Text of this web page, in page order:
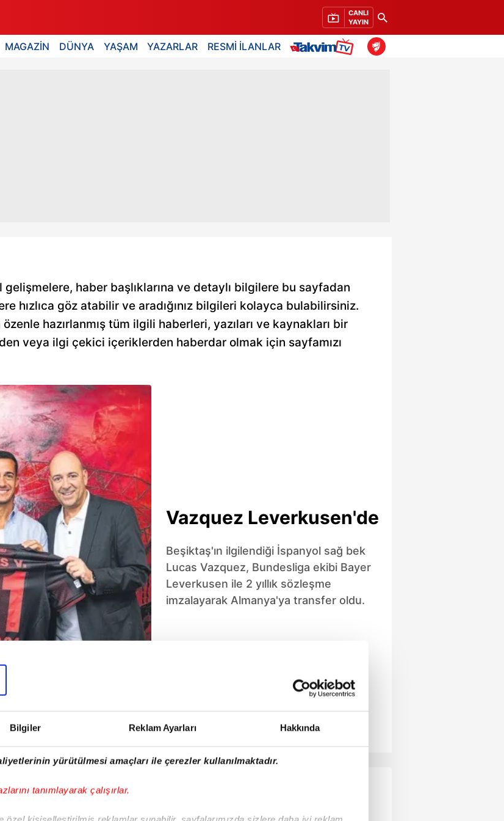
Bilgiler Reklam Ayarları Hakkında
yürütülmesi amaçları ile çerezler kullanılmaktadır.
tanımlayarak çalışırlar.
CANLI
YAYIN
MAGAZİN DÜNYA YAŞAM YAZARLAR RESMİ İLANLAR
haber başlıklarına ve detaylı bilgilere bu sayfadan
hızlıca göz atabilir ve aradığınız bilgileri kolayca bulabilirsiniz.
hazırlanmış tüm ilgili haberleri, yazıları ve kaynakları bir
veya ilgi çekici içeriklerden haberdar olmak için sayfamızı
Vazquez Leverkusen'de
Beşiktaş'ın ilgilendiği İspanyol sağ bek
Lucas Vazquez, Bundesliga ekibi Bayer
Leverkusen ile 2 yıllık sözleşme
imzalayarak Almanya'ya transfer oldu.